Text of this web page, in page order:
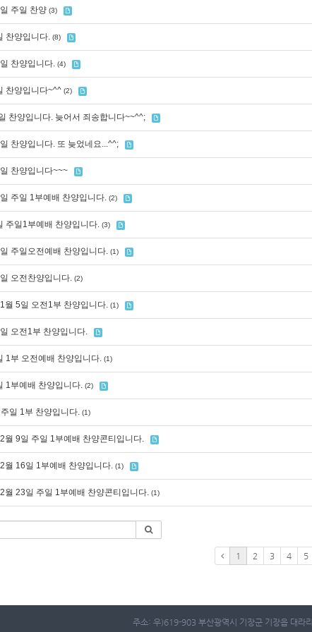
주일 찬양 (3)
찬양입니다. (8)
찬양입니다. (4)
찬양입니다~^^ (2)
찬양입니다. 늦어서 죄송합니다~~^^;
찬양입니다. 또 늦었네요...^^;
찬양입니다~~~
주일 1부예배 찬양입니다. (2)
주일1부예배 찬양입니다. (3)
주일오전예배 찬양입니다. (1)
오전찬양입니다. (2)
월 5일 오전1부 찬양입니다. (1)
오전1부 찬양입니다.
1부 오전예배 찬양입니다. (1)
1부예배 찬양입니다. (2)
일 1부 찬양입니다. (1)
월 9일 주일 1부예배 찬양콘티입니다.
월 16일 1부예배 찬양입니다. (1)
월 23일 주일 1부예배 찬양콘티입니다. (1)
1 2 3 4 5
주소: 우)619-903 부산광역시 기장군 기장읍 대